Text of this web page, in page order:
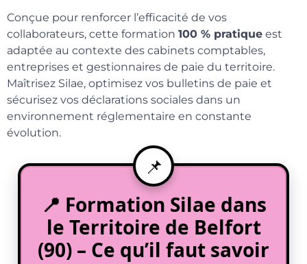
Conçue pour renforcer l’efficacité de vos
collaborateurs, cette formation 100 % pratique est
adaptée au contexte des cabinets comptables,
entreprises et gestionnaires de paie du territoire.
Maîtrisez Silae, optimisez vos bulletins de paie et
sécurisez vos déclarations sociales dans un
environnement réglementaire en constante
évolution.
📍 Formation Silae dans
le Territoire de Belfort
(90) – Ce qu’il faut savoir